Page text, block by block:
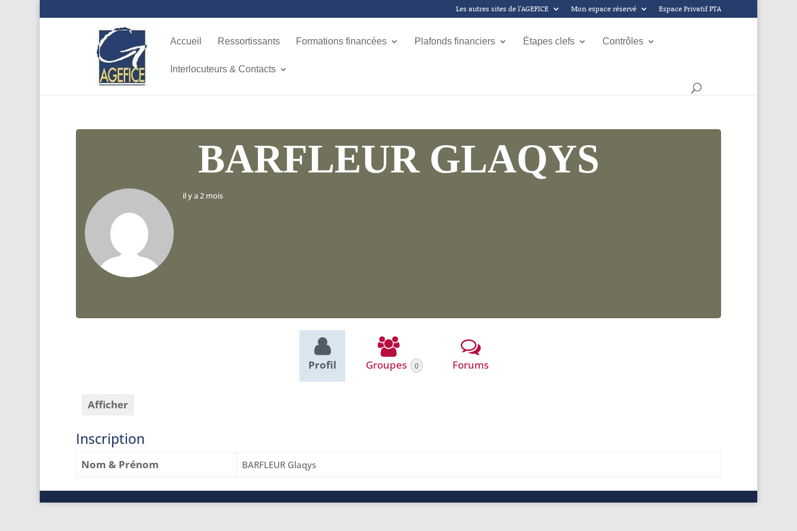
Les autres sites de l’AGEFICE Mon espace réservé Espace Privatif PTA
Accueil Ressortissants Formations financées Plafonds financiers Étapes clefs Contrôles
Interlocuteurs & Contacts
BARFLEUR GLAQYS
il y a 2 mois
Profil Groupes 0 Forums
Afficher
Inscription
Nom & Prénom BARFLEUR Glaqys